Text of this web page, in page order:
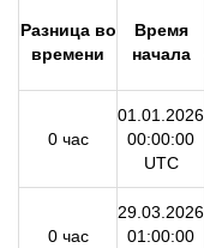
Разница во
времени
Время
начала
0 час
01.01.2026
00:00:00
UTC
0 час
29.03.2026
01:00:00